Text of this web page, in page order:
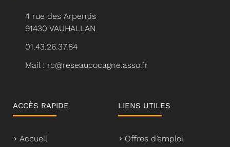
4 rue des Arpentis
91430 VAUHALLAN
01.43.26.37.84
Mail : rc@reseaucocagne.asso.fr
ACCÈS RAPIDE
Accueil
LIENS UTILES
Offres d’emploi